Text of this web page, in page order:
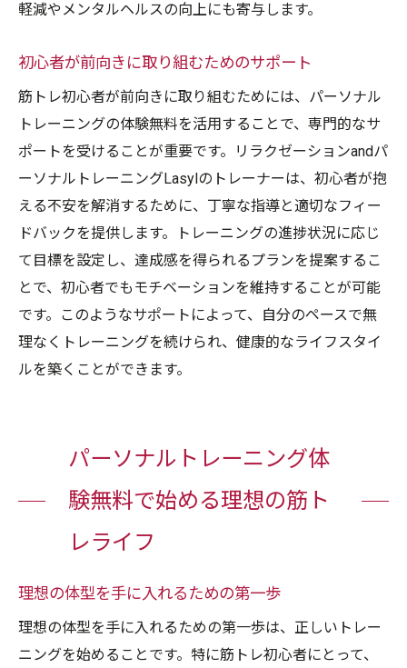
軽減やメンタルヘルスの向上にも寄与します。
初心者が前向きに取り組むためのサポート
筋トレ初心者が前向きに取り組むためには、パーソナル
トレーニングの体験無料を活用することで、専門的なサ
ポートを受けることが重要です。リラクゼーションandパ
ーソナルトレーニングLasylのトレーナーは、初心者が抱
える不安を解消するために、丁寧な指導と適切なフィー
ドバックを提供します。トレーニングの進捗状況に応じ
て目標を設定し、達成感を得られるプランを提案するこ
とで、初心者でもモチベーションを維持することが可能
です。このようなサポートによって、自分のペースで無
理なくトレーニングを続けられ、健康的なライフスタイ
ルを築くことができます。
パーソナルトレーニング体
験無料で始める理想の筋ト
レライフ
理想の体型を手に入れるための第一歩
理想の体型を手に入れるための第一歩は、正しいトレー
ニングを始めることです。特に筋トレ初心者にとって、